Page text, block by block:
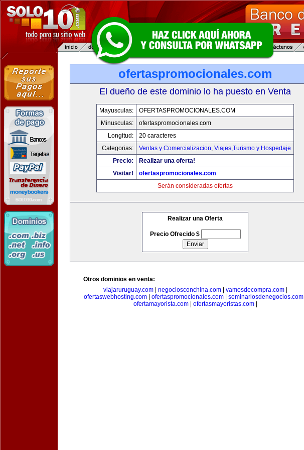
ofertaspromocionales.com
El dueño de este dominio lo ha puesto en Venta
Mayusculas:
OFERTASPROMOCIONALES.COM
Minusculas:
ofertaspromocionales.com
Longitud:
20 caracteres
Categorias:
Ventas y Comercializacion, Viajes,Turismo y Hospedaje
Precio:
Realizar una oferta!
Visitar!
ofertaspromocionales.com
Serán consideradas ofertas
Realizar una Oferta
Precio Ofrecido $
Otros dominios en venta:
viajaruruguay.com| negociosconchina.com| vamosdecompra.com|
ofertaswebhosting.com
ofertaspromocionales.com seminariosdenegocios.com
ofertamayorista.com| ofertasmayoristas.com|